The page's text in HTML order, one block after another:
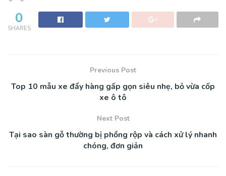
0
SHARES
Previous Post
Top 10 mẫu xe đẩy hàng gấp gọn siêu nhẹ, bỏ vừa cốp
xe ô tô
Next Post
Tại sao sàn gỗ thường bị phồng rộp và cách xử lý nhanh
chóng, đơn giản